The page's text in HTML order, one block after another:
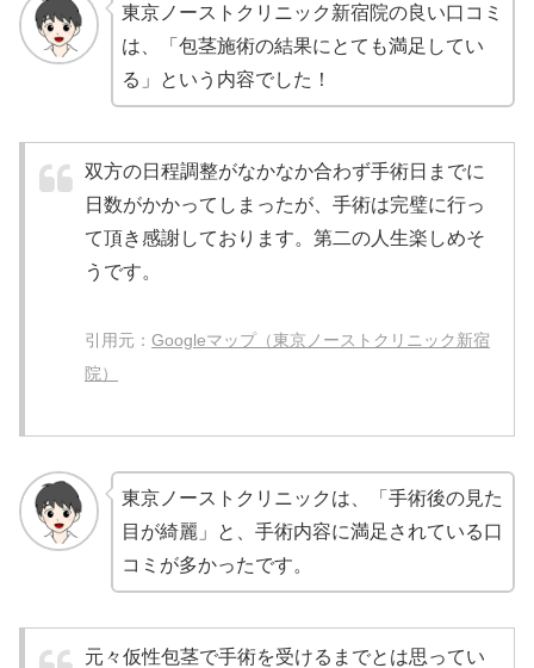
東京ノーストクリニック新宿院の良い口コミ
は、「包茎施術の結果にとても満足してい
る」という内容でした！
双方の日程調整がなかなか合わず手術日までに
日数がかかってしまったが、手術は完璧に行っ
て頂き感謝しております。第二の人生楽しめそ
うです。
引用元： Googleマップ（東京ノーストクリニック新宿
院）
東京ノーストクリニックは、「手術後の見た
目が綺麗」と、手術内容に満足されている口
コミが多かったです。
元々仮性包茎で手術を受けるまでとは思ってい